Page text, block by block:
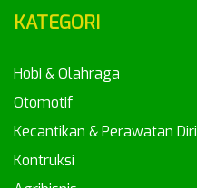
KATEGORI
Hobi & Olahraga
Otomotif
Kecantikan & Perawatan Diri
Kontruksi